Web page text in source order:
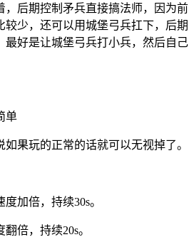
，后期控制矛兵直接搞法师，因为前
较少，还可以用城堡弓兵扛下，后期
最好是让城堡弓兵打小兵，然后自己
单
果玩的正常的话就可以无视掉了。
加倍，持续30s。
倍，持续20s。